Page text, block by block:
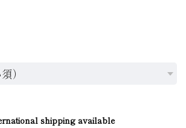
shipping available